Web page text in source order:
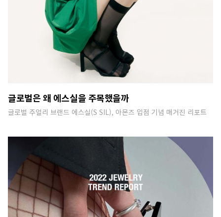
글로벌은 왜 에스실을 주목했을까
글로벌 주얼리 브랜드 에스실(S SIL), 아몬즈 입점 기념 매거진 리포트